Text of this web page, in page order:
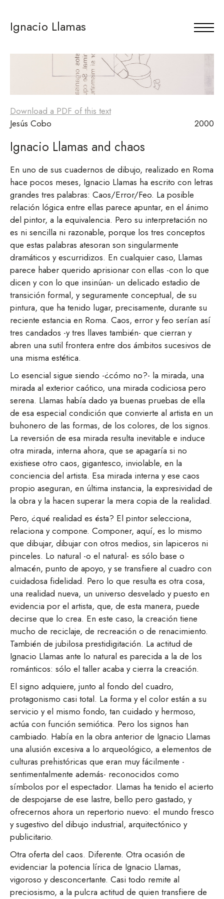
Ignacio Llamas
Jesús Cobo 2000
Download a PDF of this text
Ignacio Llamas and chaos
En uno de sus cuadernos de dibujo, realizado en Roma
hace pocos meses, Ignacio Llamas ha escrito con letras
grandes tres palabras: Caos/Error/Feo. La posible
relación lógica entre ellas parece apuntar, en el ánimo
del pintor, a la equivalencia. Pero su interpretación no
es ni sencilla ni razonable, porque los tres conceptos
que estas palabras atesoran son singularmente
dramáticos y escurridizos. En cualquier caso, Llamas
parece haber querido aprisionar con ellas -con lo que
dicen y con lo que insinúan- un delicado estadio de
transición formal, y seguramente conceptual, de su
pintura, que ha tenido lugar, precisamente, durante su
reciente estancia en Roma. Caos, error y feo serían así
tres candados -y tres llaves también- que cierran y
abren una sutil frontera entre dos ámbitos sucesivos de
una misma estética.
Lo esencial sigue siendo -¿cómo no?- la mirada, una
mirada al exterior caótico, una mirada codiciosa pero
serena. Llamas había dado ya buenas pruebas de ella
de esa especial condición que convierte al artista en un
buhonero de las formas, de los colores, de los signos.
La reversión de esa mirada resulta inevitable e induce
otra mirada, interna ahora, que se apagaría si no
existiese otro caos, gigantesco, inviolable, en la
conciencia del artista. Esa mirada interna y ese caos
propio aseguran, en última instancia, la expresividad de
la obra y la hacen superar la mera copia de la realidad.
Pero, ¿qué realidad es ésta? El pintor selecciona,
relaciona y compone. Componer, aquí, es lo mismo
que dibujar, dibujar con otros medios, sin lapiceros ni
pinceles. Lo natural -o el natural- es sólo base o
almacén, punto de apoyo, y se transfiere al cuadro con
cuidadosa fidelidad. Pero lo que resulta es otra cosa,
una realidad nueva, un universo desvelado y puesto en
evidencia por el artista, que, de esta manera, puede
decirse que lo crea. En este caso, la creación tiene
mucho de reciclaje, de recreación o de renacimiento.
También de jubilosa prestidigitación. La actitud de
Ignacio Llamas ante lo natural es parecida a la de los
románticos: sólo el taller acaba y cierra la creación.
El signo adquiere, junto al fondo del cuadro,
protagonismo casi total. La forma y el color están a su
servicio y el mismo fondo, tan cuidado y hermoso,
actúa con función semiótica. Pero los signos han
cambiado. Había en la obra anterior de Ignacio Llamas
una alusión excesiva a lo arqueológico, a elementos de
culturas prehistóricas que eran muy fácilmente -
sentimentalmente además- reconocidos como
símbolos por el espectador. Llamas ha tenido el acierto
de despojarse de ese lastre, bello pero gastado, y
ofrecernos ahora un repertorio nuevo: el mundo fresco
y sugestivo del dibujo industrial, arquitectónico y
publicitario.
Otra oferta del caos. Diferente. Otra ocasión de
evidenciar la potencia lírica de Ignacio Llamas,
vigoroso y desconcertante. Casi todo remite al
preciosismo, a la pulcra actitud de quien transfiere de